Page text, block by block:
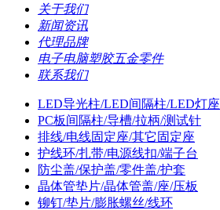
关于我们
新闻资讯
代理品牌
电子电脑塑胶五金零件
联系我们
LED导光柱/LED间隔柱/LED灯座
PC板间隔柱/导槽/拉柄/测试针
排线/电线固定座/其它固定座
护线环/扎带/电源线扣/端子台
防尘盖/保护盖/零件盖/护套
晶体管垫片/晶体管盖/座/压板
铆钉/垫片/膨胀螺丝/线环